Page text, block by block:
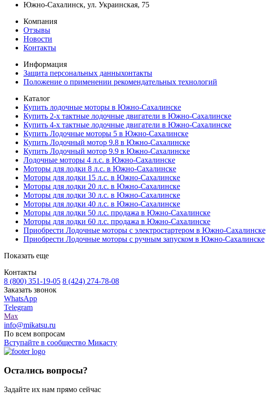
Южно-Сахалинск, ул. Украинская, 75
Компания
Отзывы
Новости
Контакты
Информация
Защита персональных данныхонтакты
Положение о применении рекомендательных технологий
Каталог
Купить лодочные моторы в Южно-Сахалинске
Купить 2-х тактные лодочные двигатели в Южно-Сахалинске
Купить 4-х тактные лодочные двигатели в Южно-Сахалинске
Купить Лодочные моторы 5 в Южно-Сахалинске
Купить Лодочный мотор 9.8 в Южно-Сахалинске
Купить Лодочный мотор 9.9 в Южно-Сахалинске
Лодочные моторы 4 л.с. в Южно-Сахалинске
Моторы для лодки 8 л.с. в Южно-Сахалинске
Моторы для лодки 15 л.с. в Южно-Сахалинске
Моторы для лодки 20 л.с. в Южно-Сахалинске
Моторы для лодки 30 л.с. в Южно-Сахалинске
Моторы для лодки 40 л.с. в Южно-Сахалинске
Моторы для лодки 50 л.с. продажа в Южно-Сахалинске
Моторы для лодки 60 л.с. продажа в Южно-Сахалинске
Приобрести Лодочные моторы с электростартером в Южно-Сахалинске
Приобрести Лодочные моторы с ручным запуском в Южно-Сахалинске
Показать еще
Контакты
8 (800) 351-19-05 8 (424) 274-78-08
Заказать звонок
WhatsApp
Telegram
Max
info@mikatsu.ru
По всем вопросам
Вступайте в сообщество Микасту
Остались вопросы?
Задайте их нам прямо сейчас